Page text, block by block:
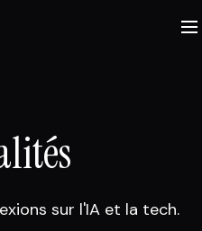
sur l'IA et la tech.